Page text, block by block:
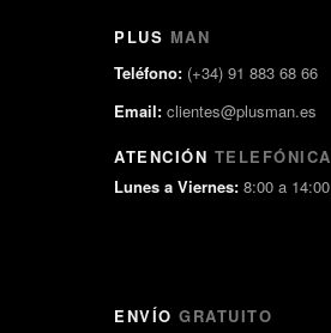
PLUS MAN
Teléfono: (+34) 91 883 68 66
Email: clientes@plusman.es
ATENCIÓN TELEFÓNICA
Lunes a Viernes: 8:00 a 14:00
ENVÍO GRATUITO